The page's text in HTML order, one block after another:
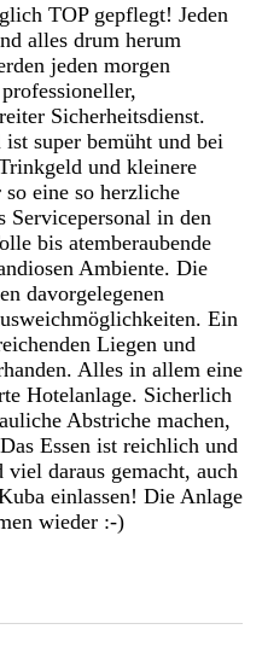
TOP gepflegt! Jeden
alles drum herum
jeden morgen
Sicherheitsdienst.
super bemüht und bei
und kleinere
eine so herzliche
Servicepersonal in den
bis atemberaubende
Ambiente. Die
davorgelegenen
Ein
Liegen und
Alles in allem eine
Hotelanlage. Sicherlich
Abstriche machen,
Essen ist reichlich und
daraus gemacht, auch
einlassen! Die Anlage
wieder :-)